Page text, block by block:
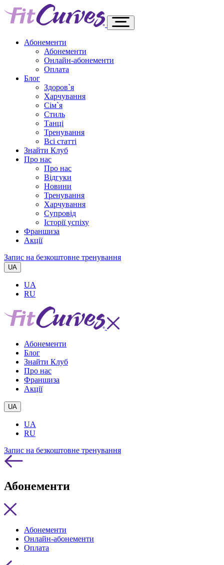
Абонементи
Абонементи
Онлайн-абонементи
Оплата
Блог
Здоров`я
Харчування
Сім`я
Стиль
Танці
Тренування
Всі статті
Знайти Клуб
Про нас
Про нас
Відгуки
Новини
Тренування
Харчування
Супровід
Історії успіху
Франшиза
Акції
Запис на безкоштовне тренування
UA
UA
RU
Абонементи
Блог
Знайти Клуб
Про нас
Франшиза
Акції
UA
UA
RU
Запис на безкоштовне тренування
Абонементи
Абонементи
Онлайн-абонементи
Оплата